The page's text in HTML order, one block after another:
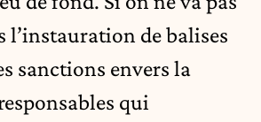
l’instauration de balises
sanctions envers la
qui